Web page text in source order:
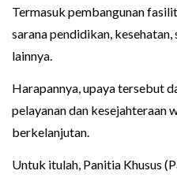
Termasuk pembangunan
sarana pendidikan,
lainnya.
Harapannya, upaya tersebut
pelayanan dan kesejahteraan
berkelanjutan.
Untuk itulah, Panitia Khusus